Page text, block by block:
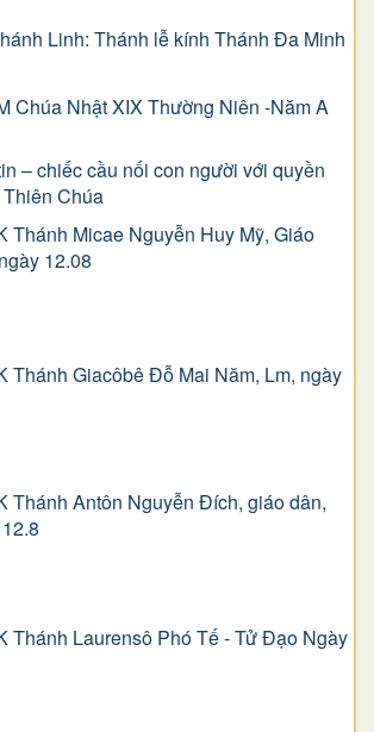
Linh: Thánh lễ kính Thánh Đa Minh
Chúa Nhật XIX Thường Niên -Năm A
– chiếc cầu nối con người với quyền
Chúa
Thánh Micae Nguyễn Huy Mỹ, Giáo
12.08
Thánh Giacôbê Ðỗ Mai Năm, Lm, ngày
Thánh Antôn Nguyễn Ðích, giáo dân,
Thánh Laurensô Phó Tế - Tử Đạo Ngày